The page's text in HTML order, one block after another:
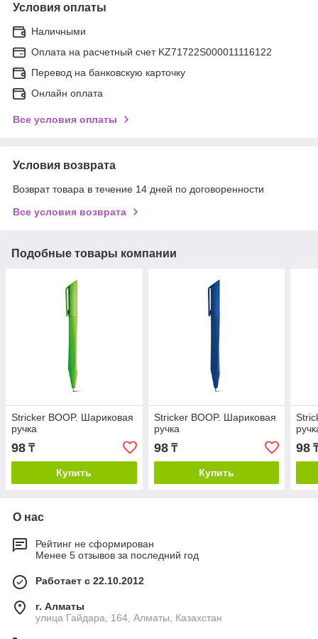
Условия оплаты
Наличными
Оплата на расчетный счет KZ71722S000011116122
Перевод на банковскую карточку
Онлайн оплата
Все условия оплаты
Условия возврата
Возврат товара в течение 14 дней по договоренности
Все условия возврата
Подобные товары компании
Stricker BOOP. Шариковая
ручка
98 ₸
Купить
Stricker BOOP. Шариковая
ручка
98₸
Купить
98
О нас
Рейтинг не сформирован
Менее 5 отзывов за последний год
Работает с 22.10.2012
г. Алматы
улица Гайдара, 164, Алматы, Казахстан